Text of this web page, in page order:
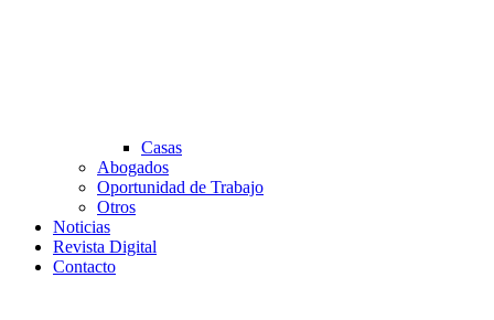
Casas
Abogados
Oportunidad de Trabajo
Otros
Noticias
Revista Digital
Contacto